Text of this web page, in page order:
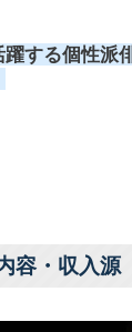
する個性派
容・収入源